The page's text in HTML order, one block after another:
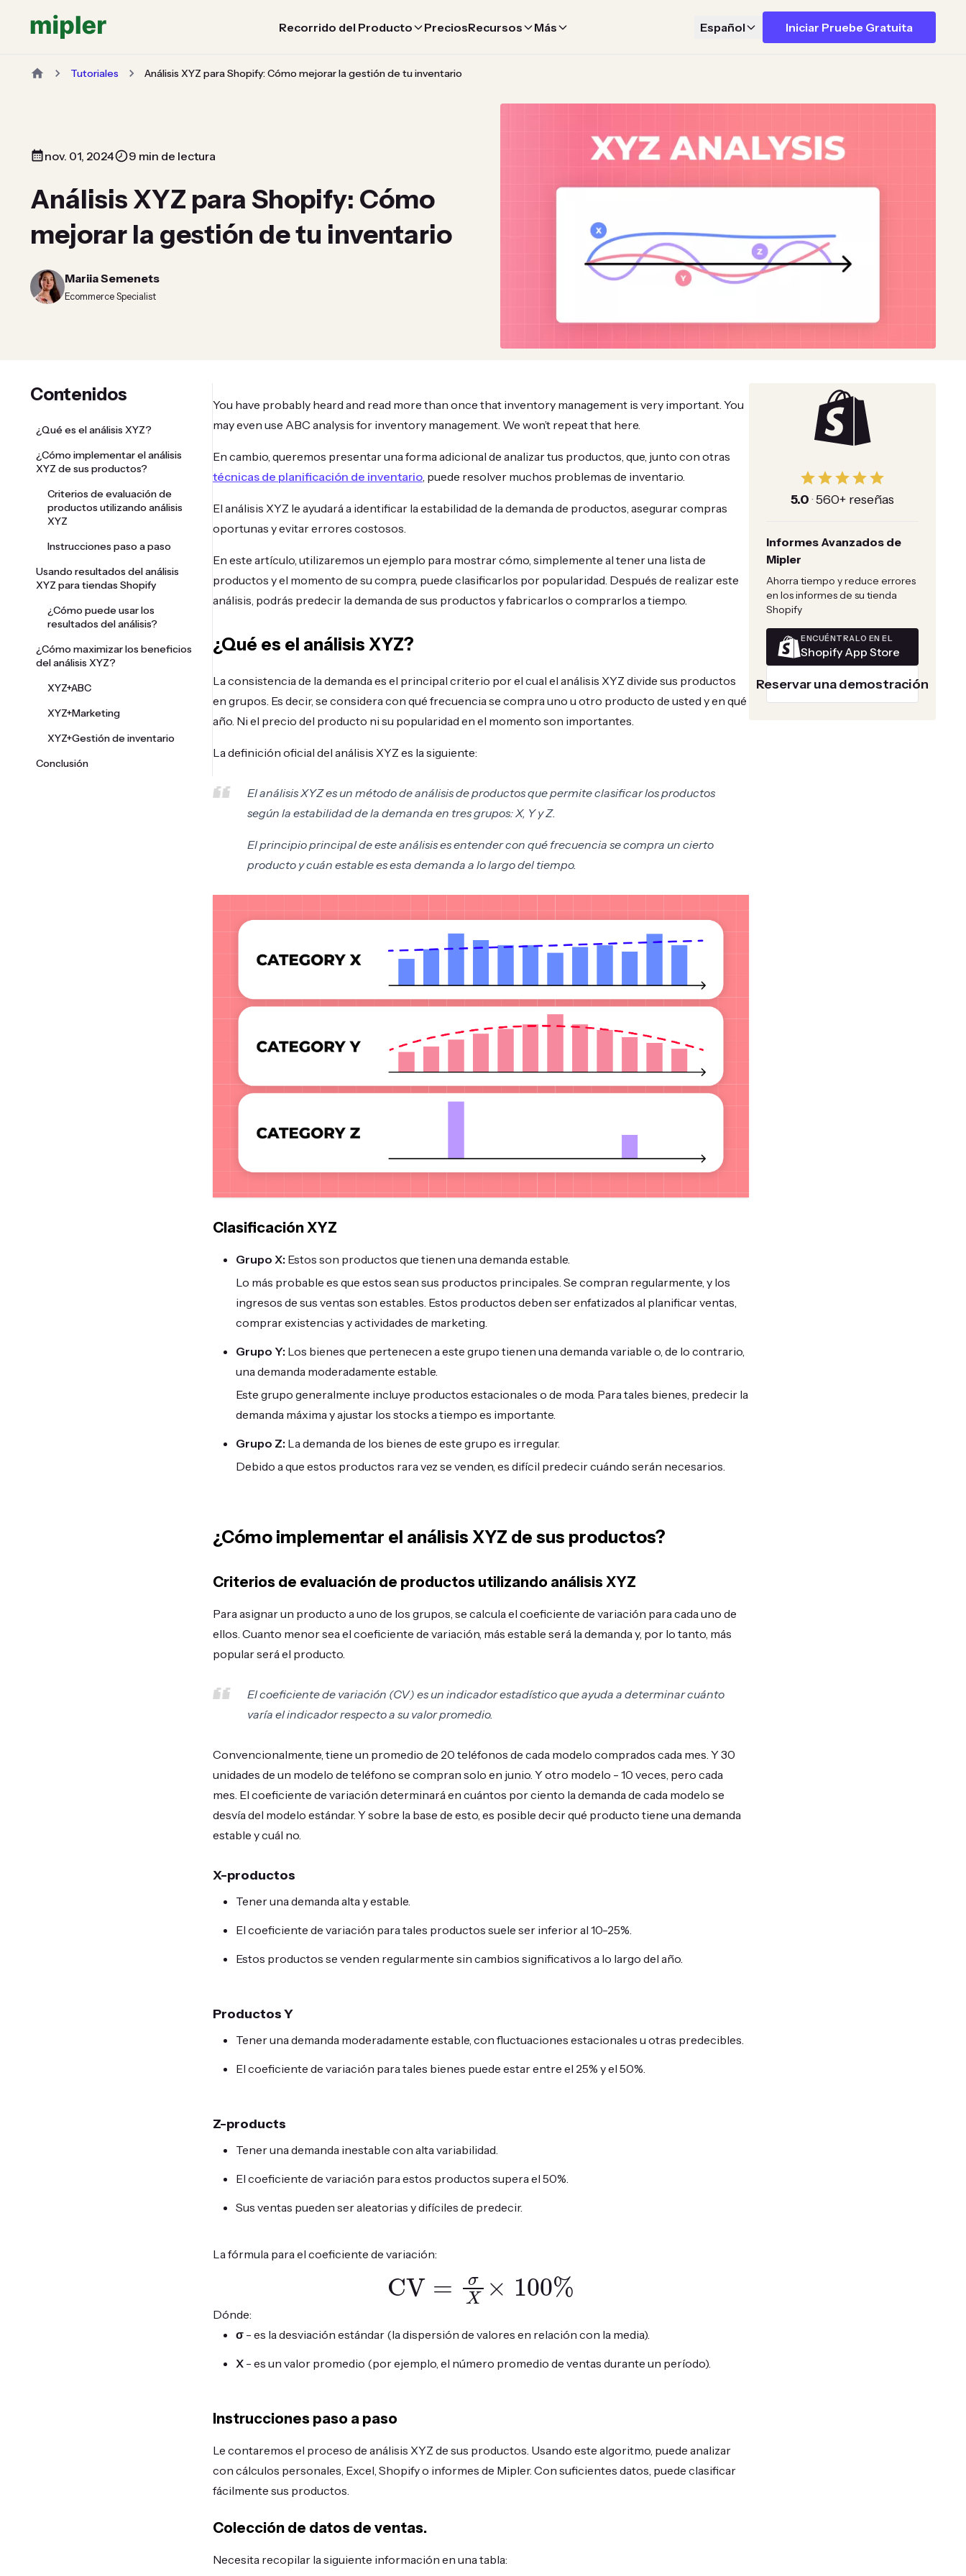
Recorrido del Producto PreciosRecursos Más Español Iniciar Pruebe Gratuita
Tutoriales Análisis XYZ para Shopify: Cómo mejorar la gestión de tu inventario
nov. 01, 2024 9 min de lectura
Análisis XYZ para Shopify: Cómo
mejorar la gestión de tu inventario
Mariia Semenets
Ecommerce Specialist
Contenidos
¿Qué es el análisis XYZ?
¿Cómo implementar el análisis
XYZ de sus productos?
Criterios de evaluación de
productos utilizando análisis
XYZ
Instrucciones paso a paso
Usando resultados del análisis
XYZ para tiendas Shopify
¿Cómo puede usar los
resultados del análisis?
¿Cómo maximizar los beneficios
del análisis XYZ?
XYZ+ABC
XYZ+Marketing
XYZ+Gestión de inventario
Conclusión
You have probably heard and read more than once that inventory management is very important. You
may even use ABC analysis for inventory management. We won’t repeat that here.
En cambio, queremos presentar una forma adicional de analizar tus productos, que, junto con otras
técnicas de planificación de inventario , puede resolver muchos problemas de inventario.
El análisis XYZ le ayudará a identificar la estabilidad de la demanda de productos, asegurar compras
oportunas y evitar errores costosos.
En este artículo, utilizaremos un ejemplo para mostrar cómo, simplemente al tener una lista de
productos y el momento de su compra, puede clasificarlos por popularidad. Después de realizar este
análisis, podrás predecir la demanda de sus productos y fabricarlos o comprarlos a tiempo.
¿Qué es el análisis XYZ?
La consistencia de la demanda es el principal criterio por el cual el análisis XYZ divide sus productos
en grupos. Es decir, se considera con qué frecuencia se compra uno u otro producto de usted y en qué
año. Ni el precio del producto ni su popularidad en el momento son importantes.
La definición oficial del análisis XYZ es la siguiente:
El análisis XYZ es un método de análisis de productos que permite clasificar los productos
según la estabilidad de la demanda en tres grupos: X, Y y Z.
El principio principal de este análisis es entender con qué frecuencia se compra un cierto
producto y cuán estable es esta demanda a lo largo del tiempo.
Clasificación XYZ
Grupo X: Estos son productos que tienen una demanda estable.
Lo más probable es que estos sean sus productos principales. Se compran regularmente, y los
ingresos de sus ventas son estables. Estos productos deben ser enfatizados al planificar ventas,
comprar existencias y actividades de marketing.
Grupo Y: Los bienes que pertenecen a este grupo tienen una demanda variable o, de lo contrario,
una demanda moderadamente estable.
Este grupo generalmente incluye productos estacionales o de moda. Para tales bienes, predecir la
demanda máxima y ajustar los stocks a tiempo es importante.
Grupo Z: La demanda de los bienes de este grupo es irregular.
Debido a que estos productos rara vez se venden, es difícil predecir cuándo serán necesarios.
¿Cómo implementar el análisis XYZ de sus productos?
Criterios de evaluación de productos utilizando análisis XYZ
Para asignar un producto a uno de los grupos, se calcula el coeficiente de variación para cada uno de
ellos. Cuanto menor sea el coeficiente de variación, más estable será la demanda y, por lo tanto, más
popular será el producto.
El coeficiente de variación (CV) es un indicador estadístico que ayuda a determinar cuánto
varía el indicador respecto a su valor promedio.
Convencionalmente, tiene un promedio de 20 teléfonos de cada modelo comprados cada mes. Y 30
unidades de un modelo de teléfono se compran solo en junio. Y otro modelo - 10 veces, pero cada
mes. El coeficiente de variación determinará en cuántos por ciento la demanda de cada modelo se
desvía del modelo estándar. Y sobre la base de esto, es posible decir qué producto tiene una demanda
estable y cuál no.
X-productos
Tener una demanda alta y estable.
El coeficiente de variación para tales productos suele ser inferior al 10-25%.
Estos productos se venden regularmente sin cambios significativos a lo largo del año.
Productos Y
Tener una demanda moderadamente estable, con fluctuaciones estacionales u otras predecibles.
El coeficiente de variación para tales bienes puede estar entre el 25% y el 50%.
Z-products
Tener una demanda inestable con alta variabilidad.
El coeficiente de variación para estos productos supera el 50%.
Sus ventas pueden ser aleatorias y difíciles de predecir.
La fórmula para el coeficiente de variación:
CV= X× 100%
Dónde:
σ - es la desviación estándar (la dispersión de valores en relación con la media).
X - es un valor promedio (por ejemplo, el número promedio de ventas durante un período).
Instrucciones paso a paso
Le contaremos el proceso de análisis XYZ de sus productos. Usando este algoritmo, puede analizar
con cálculos personales, Excel, Shopify o informes de Mipler. Con suficientes datos, puede clasificar
fácilmente sus productos.
Colección de datos de ventas.
Necesita recopilar la siguiente información en una tabla:
5.0 ·560+ reseñas
Informes Avanzados de
Mipler
Ahorra tiempo y reduce errores
en los informes de su tienda
Shopify
ENCUÉNTRALO EN EL
Shopify App Store
Reservar una demostración